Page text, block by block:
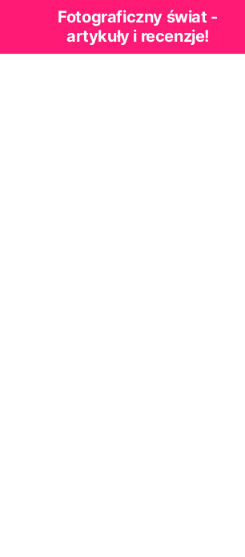
Fotograficzny świat -
artykuły i recenzje!